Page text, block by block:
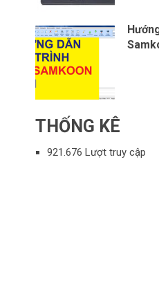
THỐNG KÊ
921.676 Lượt truy cập